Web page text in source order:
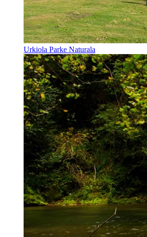
Urkiola Parke Naturala